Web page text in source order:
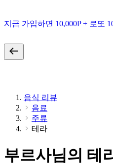
지금 가입하면 10,000P + 로또
음식 리뷰
음료
주류
테라
부르사님의 테